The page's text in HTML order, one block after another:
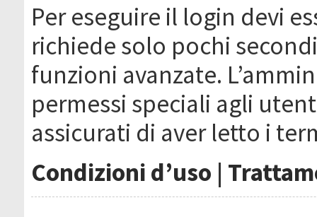
Per eseguire il login devi
richiede solo pochi
funzioni avanzate.
permessi speciali agli
assicurati di aver letto i
Condizioni d’uso |